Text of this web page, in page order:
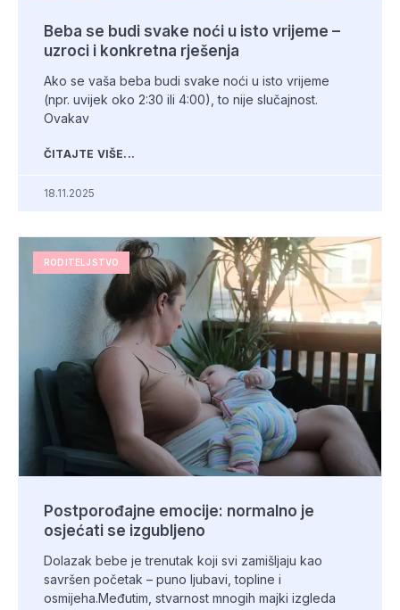
Beba se budi svake noći u isto vrijeme –
uzroci i konkretna rješenja
Ako se vaša beba budi svake noći u isto vrijeme
(npr. uvijek oko 2:30 ili 4:00), to nije slučajnost.
Ovakav
ČITAJTE VIŠE...
18.11.2025
RODITELJSTVO
Postporođajne emocije: normalno je
osjećati se izgubljeno
Dolazak bebe je trenutak koji svi zamišljaju kao
savršen početak – puno ljubavi, topline i
osmijeha.Međutim, stvarnost mnogih majki izgleda